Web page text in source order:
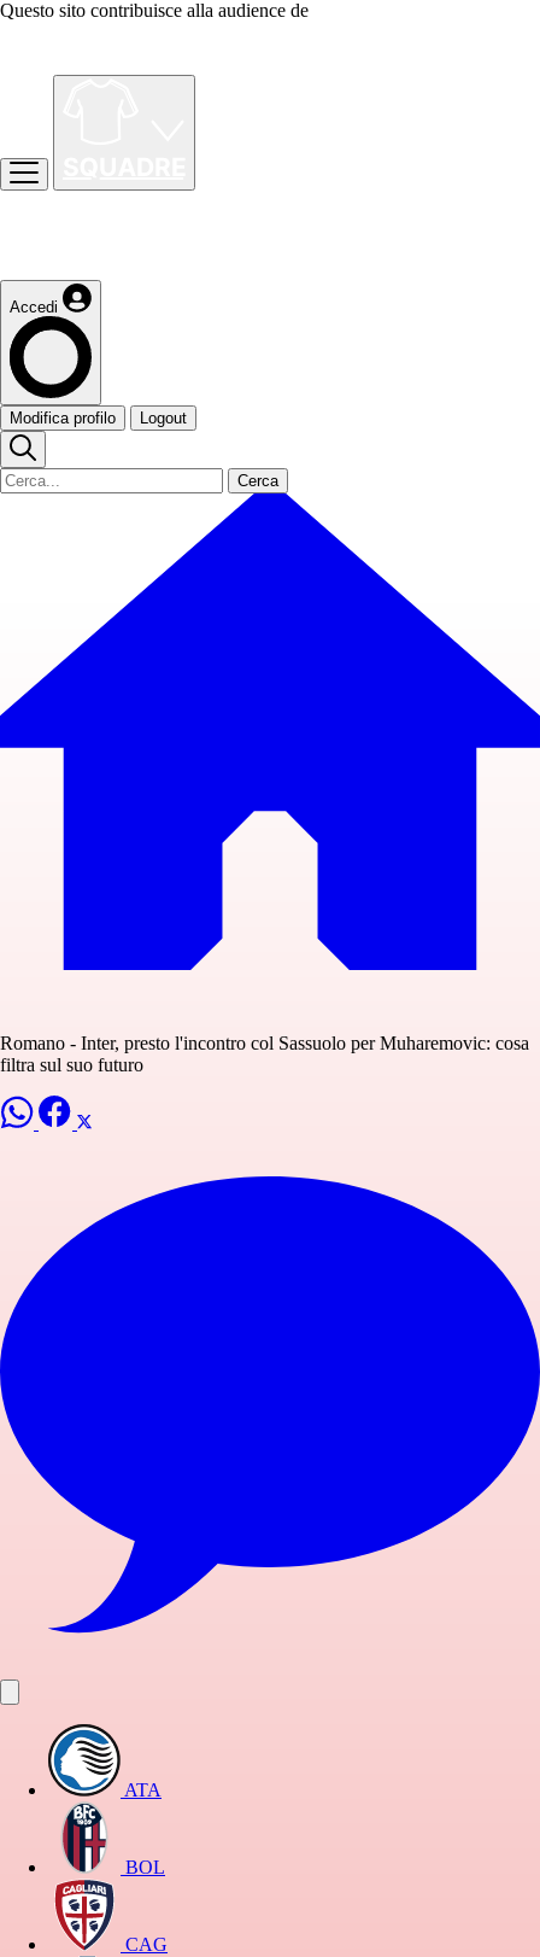
Questo sito contribuisce alla audience de
Accedi
Modifica profilo Logout
Cerca
Romano - Inter, presto l'incontro col Sassuolo per Muharemovic: cosa
filtra sul suo futuro
ATA
BOL
CAG